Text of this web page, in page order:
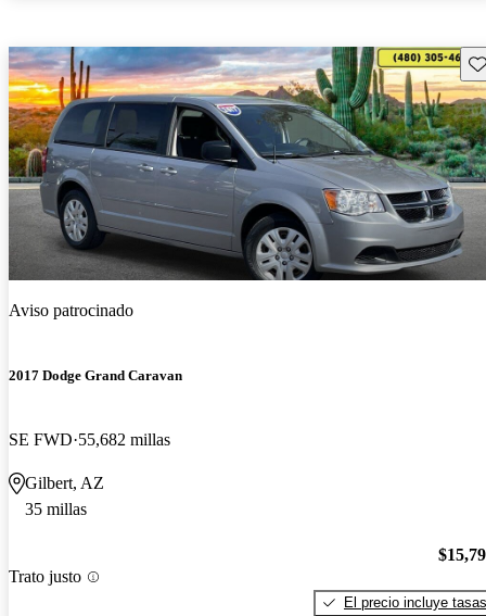
Aviso patrocinado
2017 Dodge Grand Caravan
SE FWD 55,682 millas
Gilbert, AZ
35 millas
Trato justo
El precio incluye tasas